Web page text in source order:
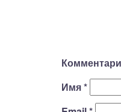
Имя*